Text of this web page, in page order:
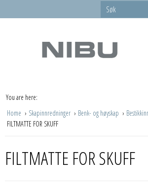
You are here:
Home
Skapinnredninger Benk- og høyskap
FILTMATTE FOR SKUFF
FILTMATTE FOR SKUFF